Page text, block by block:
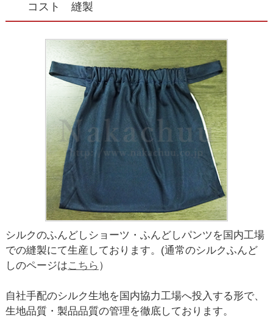
コスト 縫製
シルクのふんどしショーツ・ふんどしパンツを国内工場
での縫製にて生産しております。(通常のシルクふんど
しのページはこちら ）
自社手配のシルク生地を国内協力工場へ投入する形で、
生地品質・製品品質の管理を徹底しております。